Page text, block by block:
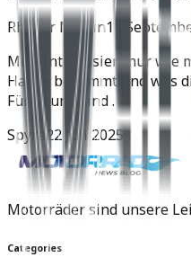
Rhyner Martin11
Mich interessiert nur wie
Hause bekommt und was
Fünzirung sind .
Spyra22 Juli 2025
Motorräder sind unsere
Categories